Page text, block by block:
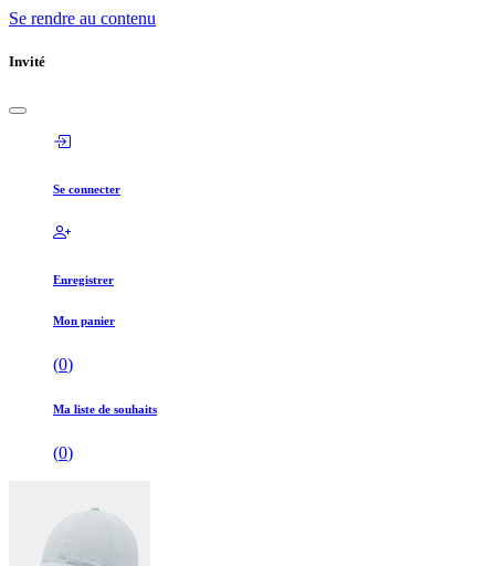
Se rendre au contenu
Invité
Se connecter
Enregistrer
Mon panier
(0)
Ma liste de souhaits
(0)